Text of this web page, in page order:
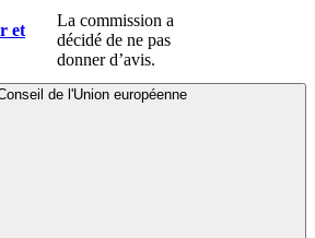
et
La commission a
décidé de ne pas
donner d’avis.
de l'Union européenne